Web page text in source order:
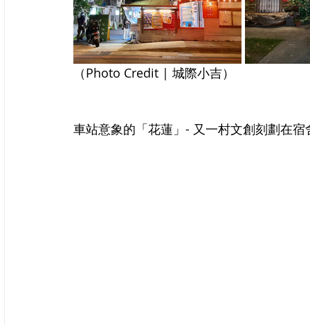
（Photo Credit | 城際小吉）
車站意象的「花蓮」- 又一村文創刻劃在宿